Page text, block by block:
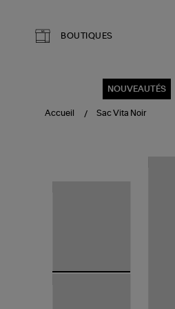
BOUTIQUES
NOUVEAUTÉS
Accueil Sac Vita Noir